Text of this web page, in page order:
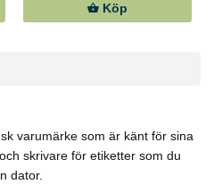
Köp
varumärke som är känt för sina
skrivare för etiketter som du
dator.